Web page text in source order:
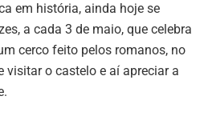
em história, ainda hoje se
a cada 3 de maio, que celebra
cerco feito pelos romanos, no
visitar o castelo e aí apreciar a